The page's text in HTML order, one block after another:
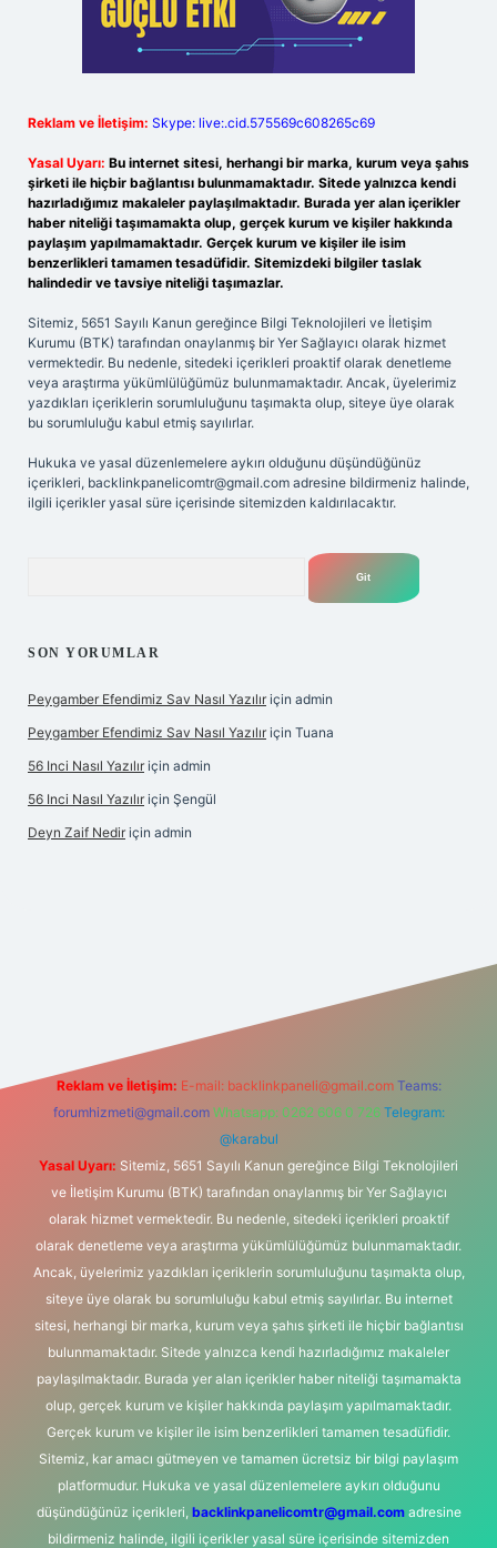
Reklam ve İletişim: Skype: live:.cid.575569c608265c69
Yasal Uyarı: Bu internet sitesi, herhangi bir marka, kurum veya şahıs
şirketi ile hiçbir bağlantısı bulunmamaktadır. Sitede yalnızca kendi
hazırladığımız makaleler paylaşılmaktadır. Burada yer alan içerikler
haber niteliği taşımamakta olup, gerçek kurum ve kişiler hakkında
paylaşım yapılmamaktadır. Gerçek kurum ve kişiler ile isim
benzerlikleri tamamen tesadüfidir. Sitemizdeki bilgiler taslak
halindedir ve tavsiye niteliği taşımazlar.
Sitemiz, 5651 Sayılı Kanun gereğince Bilgi Teknolojileri ve İletişim
Kurumu (BTK) tarafından onaylanmış bir Yer Sağlayıcı olarak hizmet
vermektedir. Bu nedenle, sitedeki içerikleri proaktif olarak denetleme
veya araştırma yükümlülüğümüz bulunmamaktadır. Ancak, üyelerimiz
yazdıkları içeriklerin sorumluluğunu taşımakta olup, siteye üye olarak
bu sorumluluğu kabul etmiş sayılırlar.
Hukuka ve yasal düzenlemelere aykırı olduğunu düşündüğünüz
içerikleri, backlinkpanelicomtr@gmail.com adresine bildirmeniz halinde,
ilgili içerikler yasal süre içerisinde sitemizden kaldırılacaktır.
SON YORUMLAR
Peygamber Efendimiz Sav Nasıl Yazılır için admin
Peygamber Efendimiz Sav Nasıl Yazılır için Tuana
56 Inci Nasıl Yazılır için admin
56 Inci Nasıl Yazılır için Şengül
Deyn Zaif Nedir için admin
Reklam ve İletişim: E-mail: backlinkpaneli@gmail.com Teams:
forumhizmeti@gmail.com Whatsapp: 0262 606 0 726 Telegram:
@karabul
Yasal Uyarı: Sitemiz, 5651 Sayılı Kanun gereğince Bilgi Teknolojileri
ve İletişim Kurumu (BTK) tarafından onaylanmış bir Yer Sağlayıcı
olarak hizmet vermektedir. Bu nedenle, sitedeki içerikleri proaktif
olarak denetleme veya araştırma yükümlülüğümüz bulunmamaktadır.
Ancak, üyelerimiz yazdıkları içeriklerin sorumluluğunu taşımakta olup,
siteye üye olarak bu sorumluluğu kabul etmiş sayılırlar. Bu internet
sitesi, herhangi bir marka, kurum veya şahıs şirketi ile hiçbir bağlantısı
bulunmamaktadır. Sitede yalnızca kendi hazırladığımız makaleler
paylaşılmaktadır. Burada yer alan içerikler haber niteliği taşımamakta
olup, gerçek kurum ve kişiler hakkında paylaşım yapılmamaktadır.
Gerçek kurum ve kişiler ile isim benzerlikleri tamamen tesadüfidir.
Sitemiz, kar amacı gütmeyen ve tamamen ücretsiz bir bilgi paylaşım
platformudur. Hukuka ve yasal düzenlemelere aykırı olduğunu
düşündüğünüz içerikleri, backlinkpanelicomtr@gmail.comadresine
bildirmeniz halinde, ilgili içerikler yasal süre içerisinde sitemizden